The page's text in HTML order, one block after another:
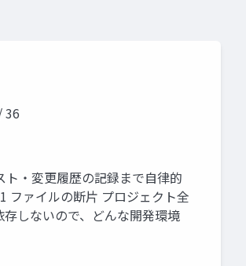
36
・変更履歴の記録まで自律的
ファイルの断片 プロジェクト全
しないので、どんな開発環境